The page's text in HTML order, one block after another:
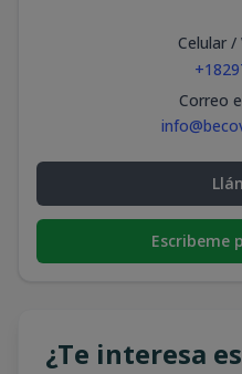
Celular /
Correo
Escribeme
¿Te interesa